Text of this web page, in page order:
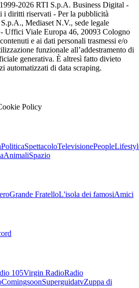
2026 RTI S.p.A. Business Digital -
i diritti riservati - Per la pubblicità
Mediaset N.V., sede legale
- Uffici Viale Europa 46, 20093 Cologno
e ai dati personali trasmessi e/o
funzionale all’addestramento di
generativa. È altresì fatto divieto
automatizzati di data scraping.
Policy
PoliticaSpettacoloTelevisionePeople
AnimaliSpazio
Grande FratelloL'isola dei famosiAmici
105Virgin RadioRadio
ComingsoonSuperguidatvZuppa di